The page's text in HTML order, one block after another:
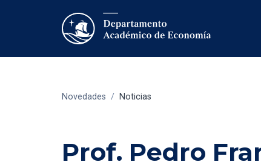
Novedades / Noticias
Prof. Pedro